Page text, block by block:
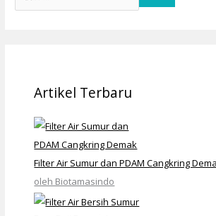
Artikel Terbaru
Filter Air Sumur dan PDAM Cangkring
oleh Biotamasindo